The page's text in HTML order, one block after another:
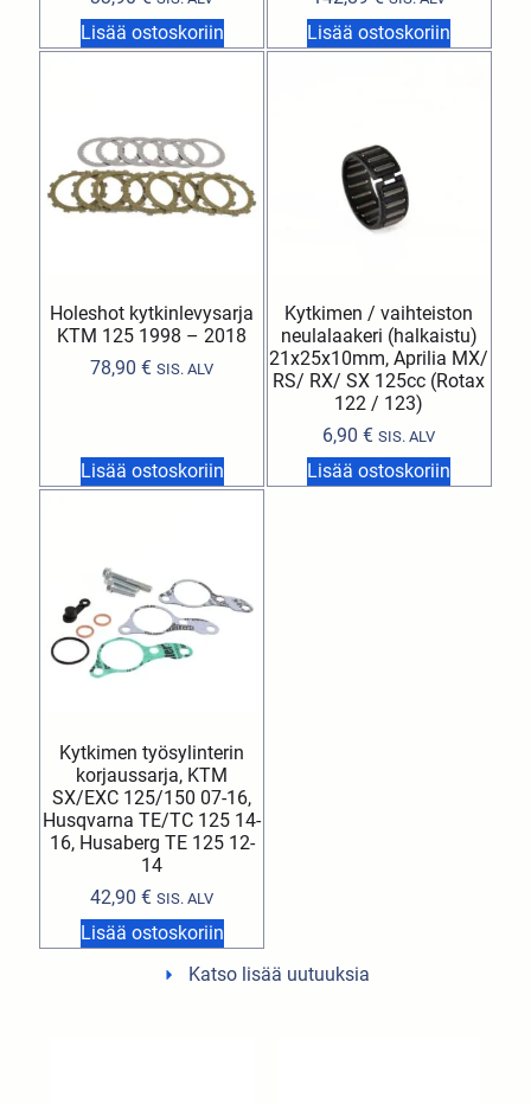
Lisää ostoskoriin Lisää ostoskoriin
Holeshot kytkinlevysarja
KTM 125 1998 – 2018
78,90€ SIS. ALV
Lisää ostoskoriin
Kytkimen / vaihteiston
neulalaakeri (halkaistu)
21x25x10mm, Aprilia MX/
RS/ RX/ SX 125cc (Rotax
122 / 123)
6,90€ SIS. ALV
Lisää ostoskoriin
Kytkimen työsylinterin
korjaussarja, KTM
SX/EXC 125/150 07-16,
Husqvarna TE/TC 125 14-
16, Husaberg TE 125 12-
14
42,90€ SIS. ALV
Lisää ostoskoriin
Katso lisää uutuuksia